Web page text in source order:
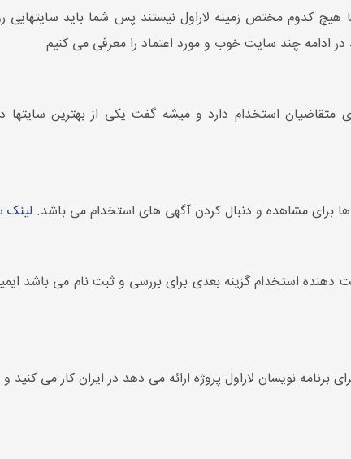
هیچ کدوم مختص زمینه لاراول نیستند پس شما باید سایتهایی
ادامه چند سایت خوب و مورد اعتماد را معرفی می کنیم
استخدام دارد و میشه گفت یکی از بهترین سایتها
برای مشاهده و دنبال کردن آگهی های استخدام می باشد. لینک
استخدام گزینه بعدی برای بررسی و ثبت نام می باشد
نویسان لاراول پروژه ارائه می دهد در ایران کار می کنید